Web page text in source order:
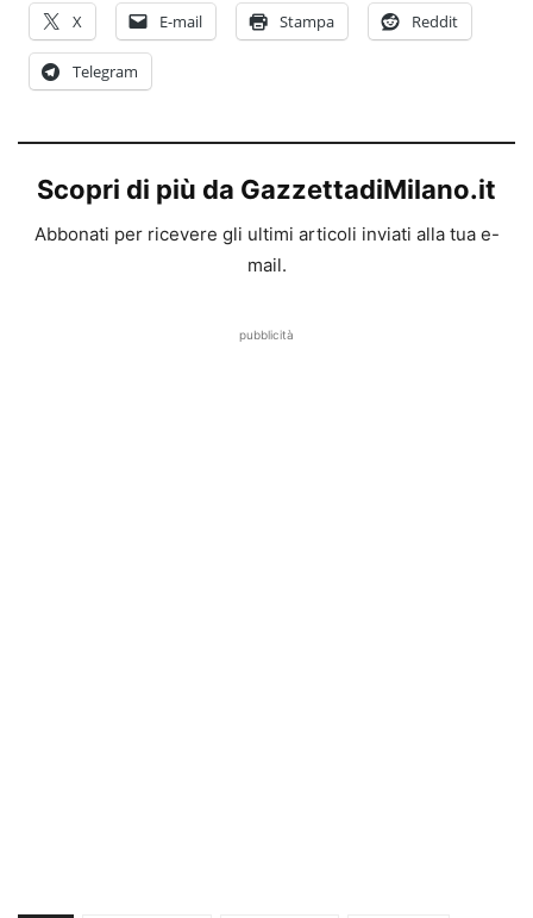
X E-mail Stampa Reddit
Telegram
Scopri di più da GazzettadiMilano.it
Abbonati per ricevere gli ultimi articoli inviati alla tua e-
mail.
pubblicità